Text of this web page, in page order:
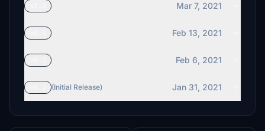
Mar 7, 2021
Feb 13, 2021
Feb 6, 2021
(Initial Release) Jan 31, 2021